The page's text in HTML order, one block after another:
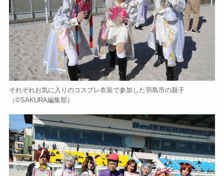
それぞれお気に入りのコスプレ衣装で参加した羽島市の親子
（©️SAKURA編集部）